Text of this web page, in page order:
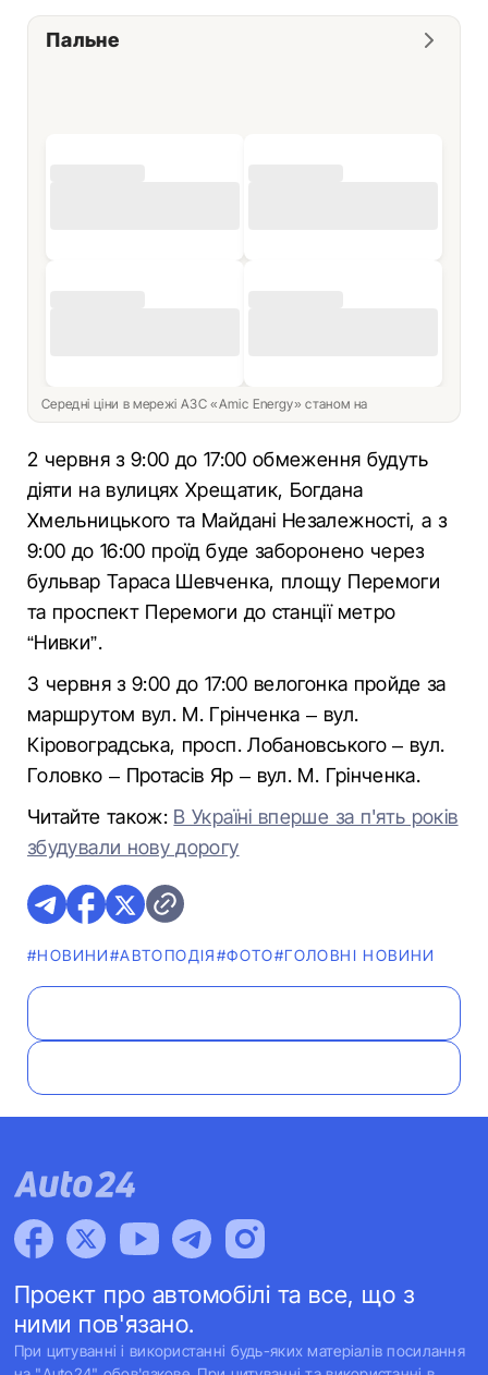
Пальне
Середні ціни в мережі АЗС «Amic Energy» станом на
2 червня з 9:00 до 17:00 обмеження будуть
діяти на вулицях Хрещатик, Богдана
Хмельницького та Майдані Незалежності, а з
9:00 до 16:00 проїд буде заборонено через
бульвар Тараса Шевченка, площу Перемоги
та проспект Перемоги до станції метро
“Нивки”.
3 червня з 9:00 до 17:00 велогонка пройде за
маршрутом вул. М. Грінченка – вул.
Кіровоградська, просп. Лобановського – вул.
Головко – Протасів Яр – вул. М. Грінченка.
Читайте також: В Україні вперше за п'ять років
збудували нову дорогу
#НОВИНИ#АВТОПОДІЯ#ФОТО#ГОЛОВНІ НОВИНИ
Проект про автомобілі та все, що з
ними пов'язано.
При цитуванні і використанні будь-яких матеріалів посилання